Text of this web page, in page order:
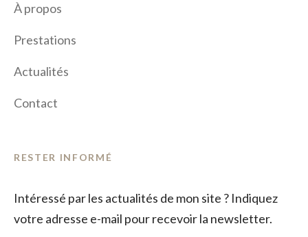
À propos
Prestations
Actualités
Contact
RESTER INFORMÉ
Intéressé par les actualités de mon site ? Indiquez
votre adresse e-mail pour recevoir la newsletter.